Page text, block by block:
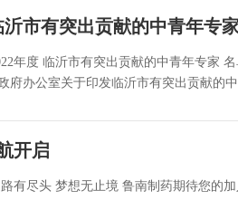
市有突出贡献的中青年专
年度 临沂市有突出贡献的中青年专家
府办公室关于印发临沂市有突出贡献的
开启
有尽头 梦想无止境 鲁南制药期待您的